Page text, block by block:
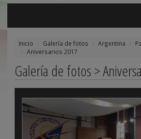
Inicio Galería de fotos Argentina
Aniversarios 2017
Galería de fotos >